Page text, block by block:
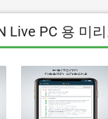
Live PC 용 미